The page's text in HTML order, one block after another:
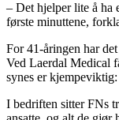
– Det hjelper lite å ha
første minuttene,
For 41-åringen har
Ved Laerdal Medical
synes er
I bedriften sitter FNs